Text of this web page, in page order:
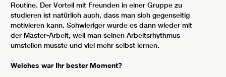
Routine. Der Vorteil mit Freunden in einer Gruppe zu
studieren ist natürlich auch, dass man sich gegenseitig
motivieren kann. Schwieriger wurde es dann wieder mit
der Master-Arbeit, weil man seinen Arbeitsrhythmus
umstellen musste und viel mehr selbst lernen.
Welches war Ihr bester Moment?